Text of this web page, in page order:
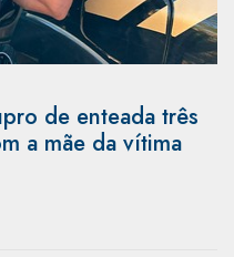
de enteada três
a mãe da vítima